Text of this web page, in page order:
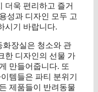
더욱 편리하고 즐거
성과 디자인 모두 고
시기 바랍니다.
화장실은 청소와 관
한 디자인의 선물 가
만들어줍니다. 또
템들은 파티 분위기
제품들이 반려동물